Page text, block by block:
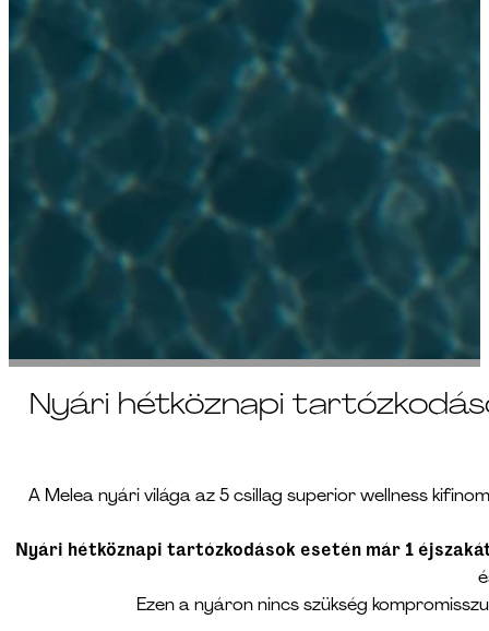
Nyári hétköznapi
A Melea nyári világa az 5 csillag superior wellness
Nyári hétköznapi tartózkodások esetén már 1
Ezen a nyáron nincs szükség